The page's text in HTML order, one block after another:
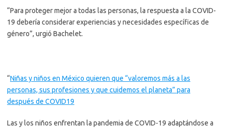
“Para proteger mejor a todas las personas, la respuesta a la COVID-
19 debería considerar experiencias y necesidades específicas de
género”, urgió Bachelet.
“Niñas y niños en México quieren que “valoremos más a las
personas, sus profesiones y que cuidemos el planeta” para
después de COVID19
Las y los niños enfrentan la pandemia de COVID-19 adaptándose a